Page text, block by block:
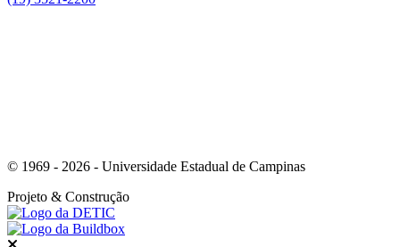
© 1969 - 2026 - Universidade Estadual de Campinas
Projeto & Construção